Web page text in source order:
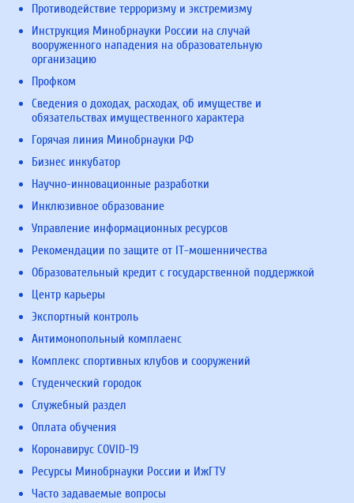
Противодействие терроризму и экстремизму
Инструкция Минобрнауки России на случай
вооруженного нападения на образовательную
организацию
Профком
Сведения о доходах, расходах, об имуществе и
обязательствах имущественного характера
Горячая линия Минобрнауки РФ
Бизнес инкубатор
Научно-инновационные разработки
Инклюзивное образование
Управление информационных ресурсов
Рекомендации по защите от IT-мошенничества
Образовательный кредит с государственной поддержкой
Центр карьеры
Экспортный контроль
Антимонопольный комплаенс
Комплекс спортивных клубов и сооружений
Студенческий городок
Служебный раздел
Оплата обучения
Коронавирус COVID-19
Ресурсы Минобрнауки России и ИжГТУ
Часто задаваемые вопросы